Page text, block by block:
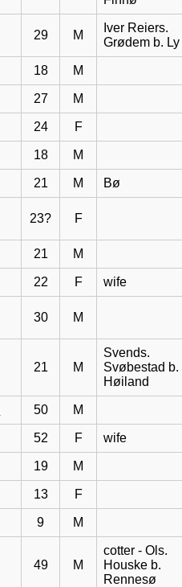
29 M
Iver Reiers.
Grødem b. Ly
18 M
27 M
24 F
18 M
21 M Bø
23? F
21 M
22 F wife
30 M
21 M
Svends.
Svøbestad b.
Høiland
50 M
52 F wife
19 M
13 F
9 M
49 M
cotter - Ols.
Houske b.
Rennesø